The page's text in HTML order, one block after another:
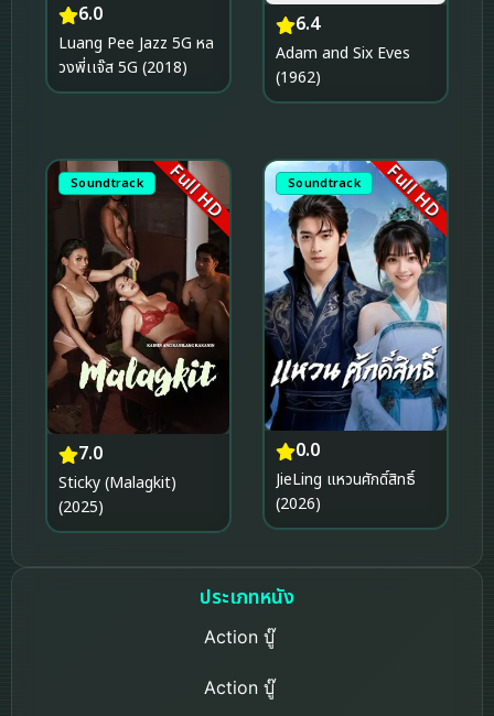
6.0
Luang Pee Jazz 5G หล
วงพี่เเจ๊ส 5G (2018)
6.4
Adam and Six Eves
(1962)
Soundtrack Full HD
7.0
Sticky (Malagkit)
(2025)
Soundtrack Full HD
0.0
JieLing แหวนศักดิ์สิทธิ์
(2026)
ประเภทหนัง
Action บู๊
Action บู๊